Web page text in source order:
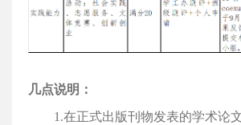
几点说明：
1.在正式出版刊物发表的学术论